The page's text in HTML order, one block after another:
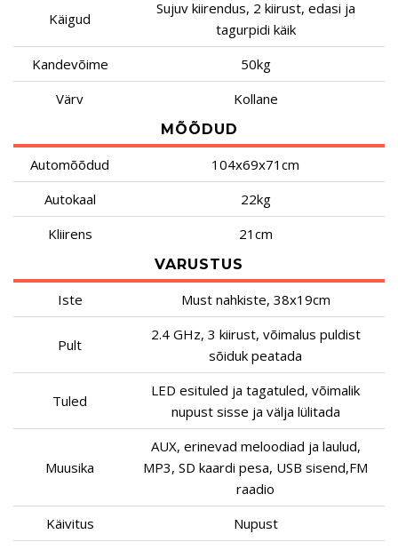
Käigud
Sujuv kiirendus, 2 kiirust, edasi ja
tagurpidi käik
Kandevõime
50kg
Värv
Kollane
MÕÕDUD
Automõõdud
104x69x71cm
Autokaal
22kg
Kliirens
21cm
VARUSTUS
Iste Must nahkiste, 38x19cm
Pult
2.4 GHz, 3 kiirust, võimalus puldist
sõiduk peatada
Tuled
LED esituled ja tagatuled, võimalik
nupust sisse ja välja lülitada
Muusika
AUX, erinevad meloodiad ja laulud,
MP3, SD kaardi pesa, USB sisend,FM
raadio
Käivitus
Nupust